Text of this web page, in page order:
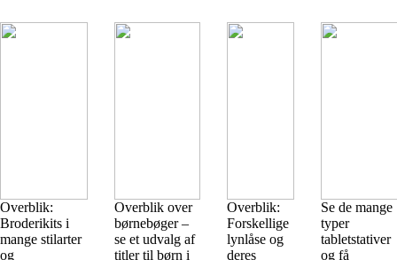
Overblik:
Broderikits i
mange stilarter
og
Overblik over
børnebøger –
se et udvalg af
titler til børn i
Overblik:
Forskellige
lynlåse og
deres
Se de mange
typer
tabletstativer
og få